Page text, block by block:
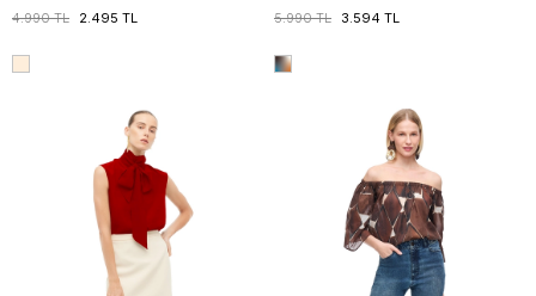
2.495 TL
4.990 TL 3.594 TL
5.990 TL